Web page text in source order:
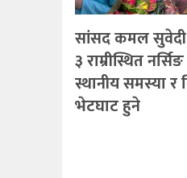
सांसद कमल
३ राम्रीस्थित
स्थानीय समस्या
भेटघाट हुने